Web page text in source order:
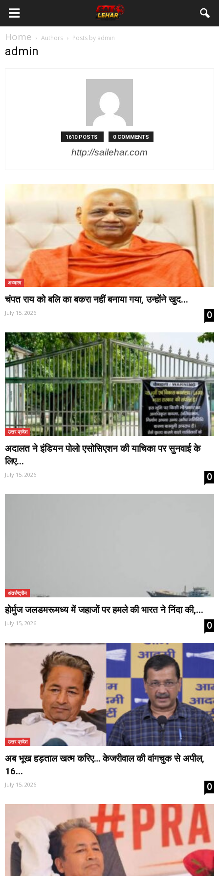
Home Authors Posts by admin
admin
1610 POSTS 0 COMMENTS
http://sailehar.com
अध्यात्म
चंपत राय को बलि का बकरा नहीं बनाया गया, उन्होंने खुद...
July 15, 2026 0
उत्तर प्रदेश
अदालत ने इंडियन पोलो एसोसिएशन की याचिका पर सुनवाई के
लिए...
July 15, 2026 0
अंतर्राष्ट्रीय
होर्मुज जलडमरूमध्य में जहाजों पर हमले की भारत ने निंदा की,...
July 15, 2026 0
उत्तर प्रदेश
अब भूख हड़ताल खत्म करिए… केजरीवाल की वांगचुक से अपील,
16...
July 15, 2026 0